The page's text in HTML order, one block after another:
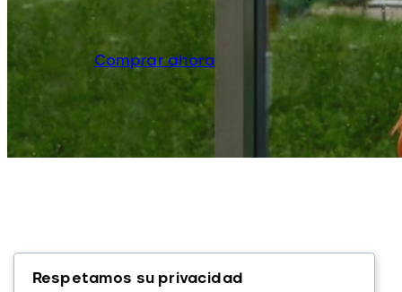
Comprar ahora
Respetamos su privacidad